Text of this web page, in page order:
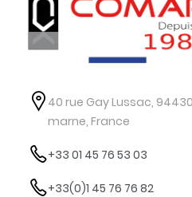
40 rue Gay Lussac,
marne, France
+33 01 45 76 53 03
+33(0)1 45 76 76 82